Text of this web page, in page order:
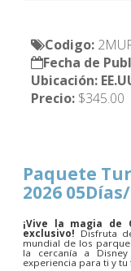
Codigo:
Fecha de
Ubicación:
Precio: $345.00
Paquete
2026
¡Vive la magia de
exclusivo! Disfruta
mundial de los
la cercanía a
experiencia para ti y tu